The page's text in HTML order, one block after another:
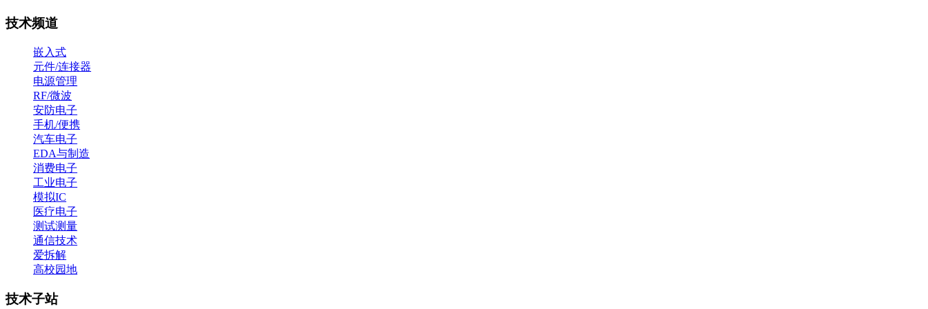
技术频道
嵌入式
元件/连接器
电源管理
RF/微波
安防电子
手机/便携
汽车电子
EDA与制造
消费电子
工业电子
模拟IC
医疗电子
测试测量
通信技术
爱拆解
高校园地
技术子站